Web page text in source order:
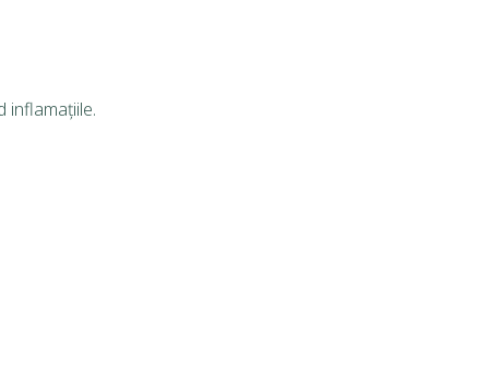
inflamațiile.